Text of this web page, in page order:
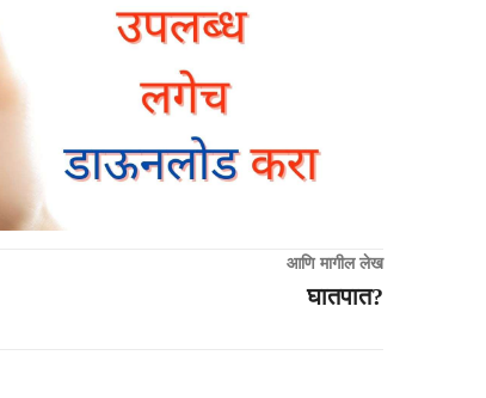
आणि मागील लेख
घातपात?